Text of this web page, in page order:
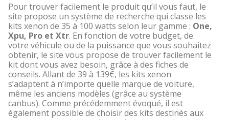
Pour trouver facilement le produit qu’il vous faut, le
site propose un système de recherche qui classe les
kits xenon de 35 à 100 watts selon leur gamme : One,
Xpu, Pro et Xtr. En fonction de votre budget, de
votre véhicule ou de la puissance que vous souhaitez
obtenir, le site vous propose de trouver facilement le
kit dont vous avez besoin, grâce à des fiches de
conseils. Allant de 39 à 139€, les kits xenon
s’adaptent à n’importe quelle marque de voiture,
même les anciens modèles (grâce au système
canbus). Comme précédemment évoqué, il est
également possible de choisir des kits destinés aux